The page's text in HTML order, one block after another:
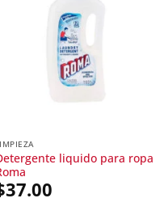
liquido para ropa
37.00